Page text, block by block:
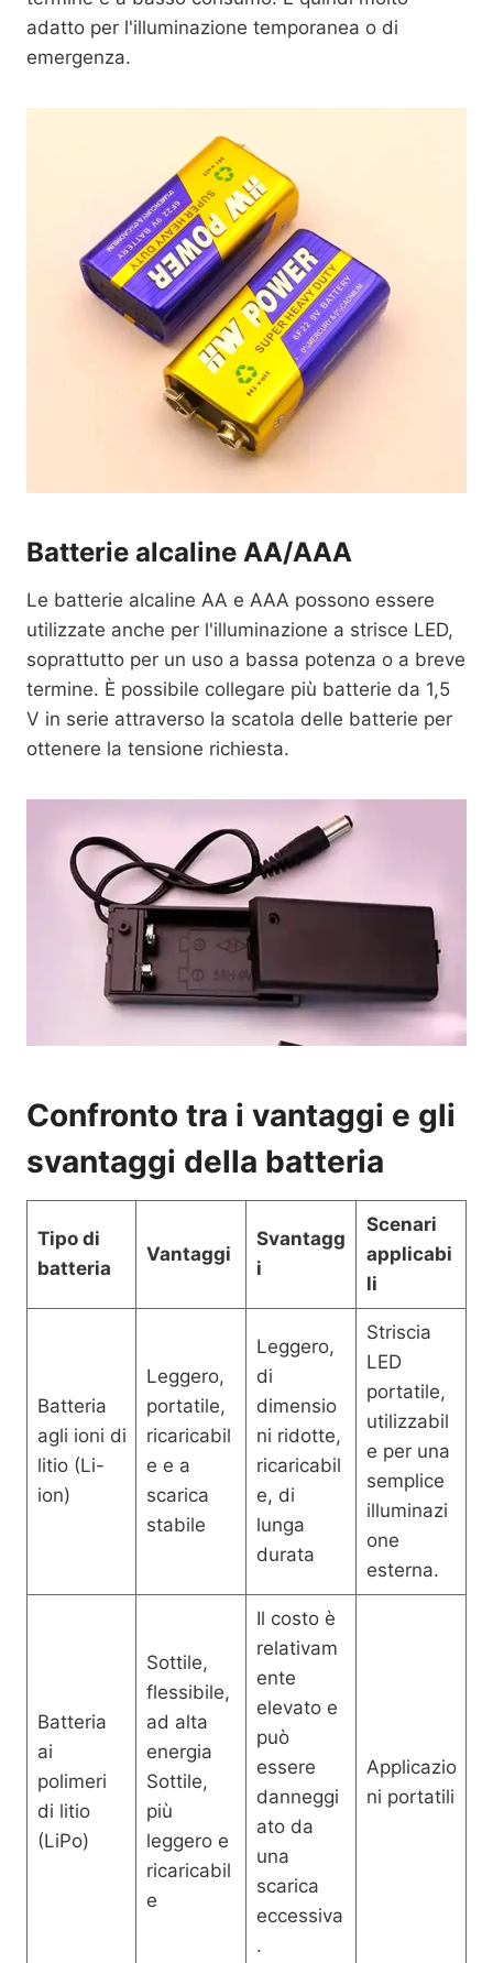
adatto per l'illuminazione temporanea o di
emergenza.
Batterie alcaline AA/AAA
Le batterie alcaline AA e AAA possono essere
utilizzate anche per l'illuminazione a strisce LED,
soprattutto per un uso a bassa potenza o a breve
termine. È possibile collegare più batterie da 1,5
V in serie attraverso la scatola delle batterie per
ottenere la tensione richiesta.
Confronto tra i vantaggi e gli
svantaggi della batteria
Tipo di
batteria
Vantaggi
Svantagg
i
Scenari
applicabi
li
Batteria
agli ioni di
litio (Li-
ion)
Leggero,
portatile,
ricaricabil
e e a
scarica
stabile
Leggero,
di
dimensio
ni ridotte,
ricaricabil
e, di
lunga
durata
Striscia
LED
portatile,
utilizzabil
e per una
semplice
illuminazi
one
esterna.
Batteria
ai
polimeri
di litio
(LiPo)
Sottile,
flessibile,
ad alta
energia
Sottile,
più
leggero e
ricaricabil
e
Il costo è
relativam
ente
elevato e
può
essere
danneggi
ato da
una
scarica
eccessiva
.
Applicazio
ni portatili